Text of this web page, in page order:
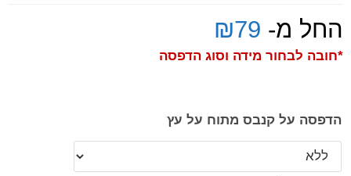
החל מ- ₪79
*חובה לבחור מידה וסוג הדפסה
הדפסה על קנבס מתוח על עץ